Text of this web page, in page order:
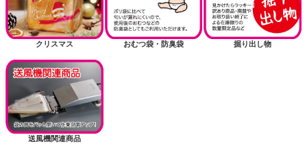
クリスマス おむつ袋・防臭袋 掘り出し物
送風機関連商品